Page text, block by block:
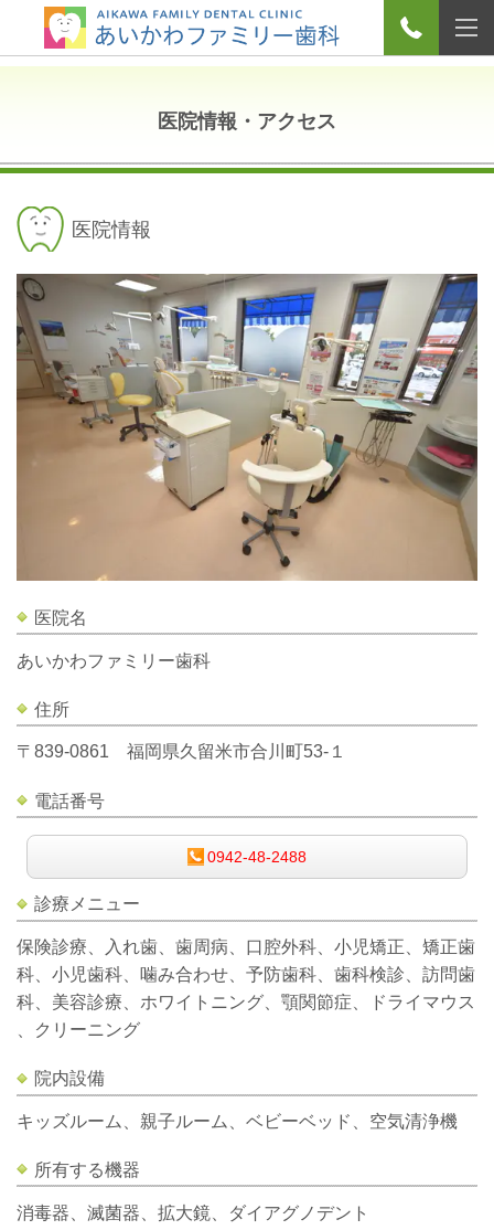
医院情報・アクセス
医院情報
医院名
あいかわファミリー歯科
住所
〒839-0861 福岡県久留米市合川町53-１
電話番号
0942-48-2488
診療メニュー
保険診療、入れ歯、歯周病、口腔外科、小児矯正、矯正歯
科、小児歯科、噛み合わせ、予防歯科、歯科検診、訪問歯
科、美容診療、ホワイトニング、顎関節症、ドライマウス
、クリーニング
院内設備
キッズルーム、親子ルーム、ベビーベッド、空気清浄機
所有する機器
消毒器、滅菌器、拡大鏡、 ダイアグノデント